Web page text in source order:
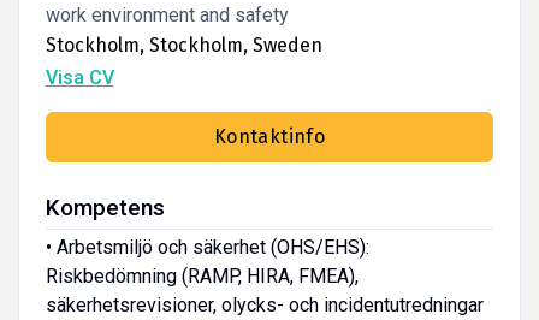
work environment and safety
Stockholm, Stockholm, Sweden
Visa CV
Kontaktinfo
Kompetens
• Arbetsmiljö och säkerhet (OHS/EHS):
Riskbedömning (RAMP, HIRA, FMEA),
säkerhetsrevisioner, olycks- och incidentutredningar